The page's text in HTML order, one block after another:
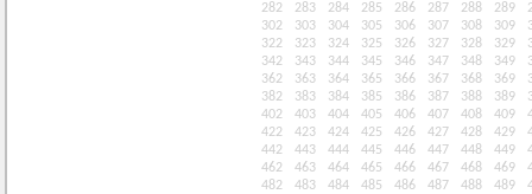
282
283 284 285 286 287 288 289
302
303 304 305 306 307 308 309
322
323 324 325 326 327 328 329
342
343 344 345 346 347 348 349
362
363 364 365 366 367 368 369
382
383 384 385 386 387 388 389
402
403 404 405 406 407 408 409
422
423 424 425 426 427 428 429
442
443 444 445 446 447 448 449
462
463 464 465 466 467 468 469
482
483 484 485 486 487 488 489